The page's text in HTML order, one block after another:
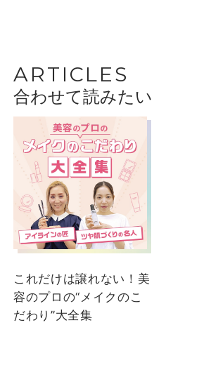
VOICE
ショップスタッフ・ブランド担
めをご紹介
エスティ ローダー
みろ
大丸下関店
ARTICLES
合わせて読みたい
これだけは譲れない！美
容のプロの“メイクのこ
だわり”大全集